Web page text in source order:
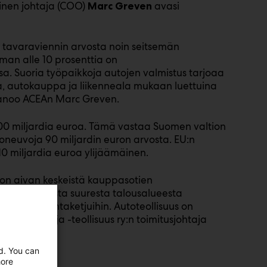
johtaja (COO) Marc Greven avasi
arvosta noin seitsemän
alle 10 prosenttia on
Suoria työpaikkoja autojen valmistus tarjoaa
autokauppa ja liikenneala mukaan luettuina
ACEAn Marc Greven.
miljardia euroa. Tämä vastaa Suomen valtion
90 miljardin euron arvosta. EU:n
miljardia euroa ylijäämäinen.
aivan keskeistä kauppasotien
kolmesta suuresta talousalueesta
alihankintaketjuihin. Autoteollisuus on
ja -teollisuus ry:n toimitusjohtaja
You can